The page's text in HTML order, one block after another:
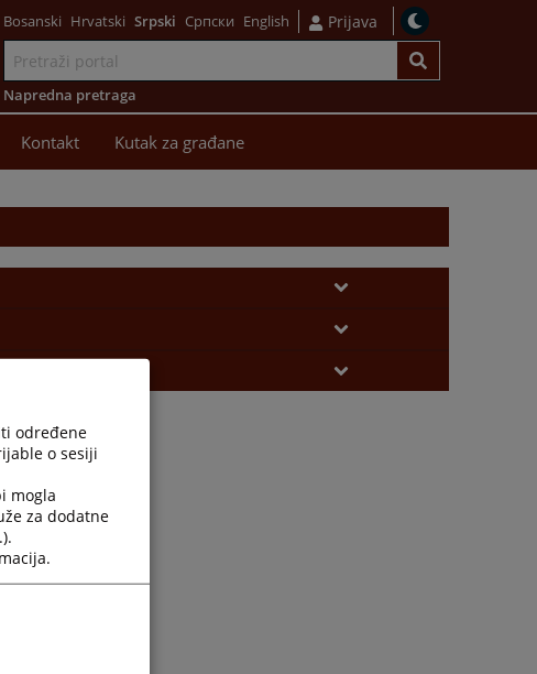
Bosanski Hrvatski Srpski Српски English Prijava
Napredna pretraga
Kontakt Kutak za građane
određene
o sesiji
mogla
za dodatne